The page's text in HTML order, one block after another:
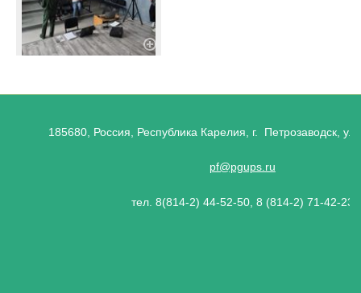
185680, Россия, Республика Карелия, г. Петрозаводск,
pf@pgups.ru
тел. 8(814-2) 44-52-50, 8 (814-2) 71-42-23